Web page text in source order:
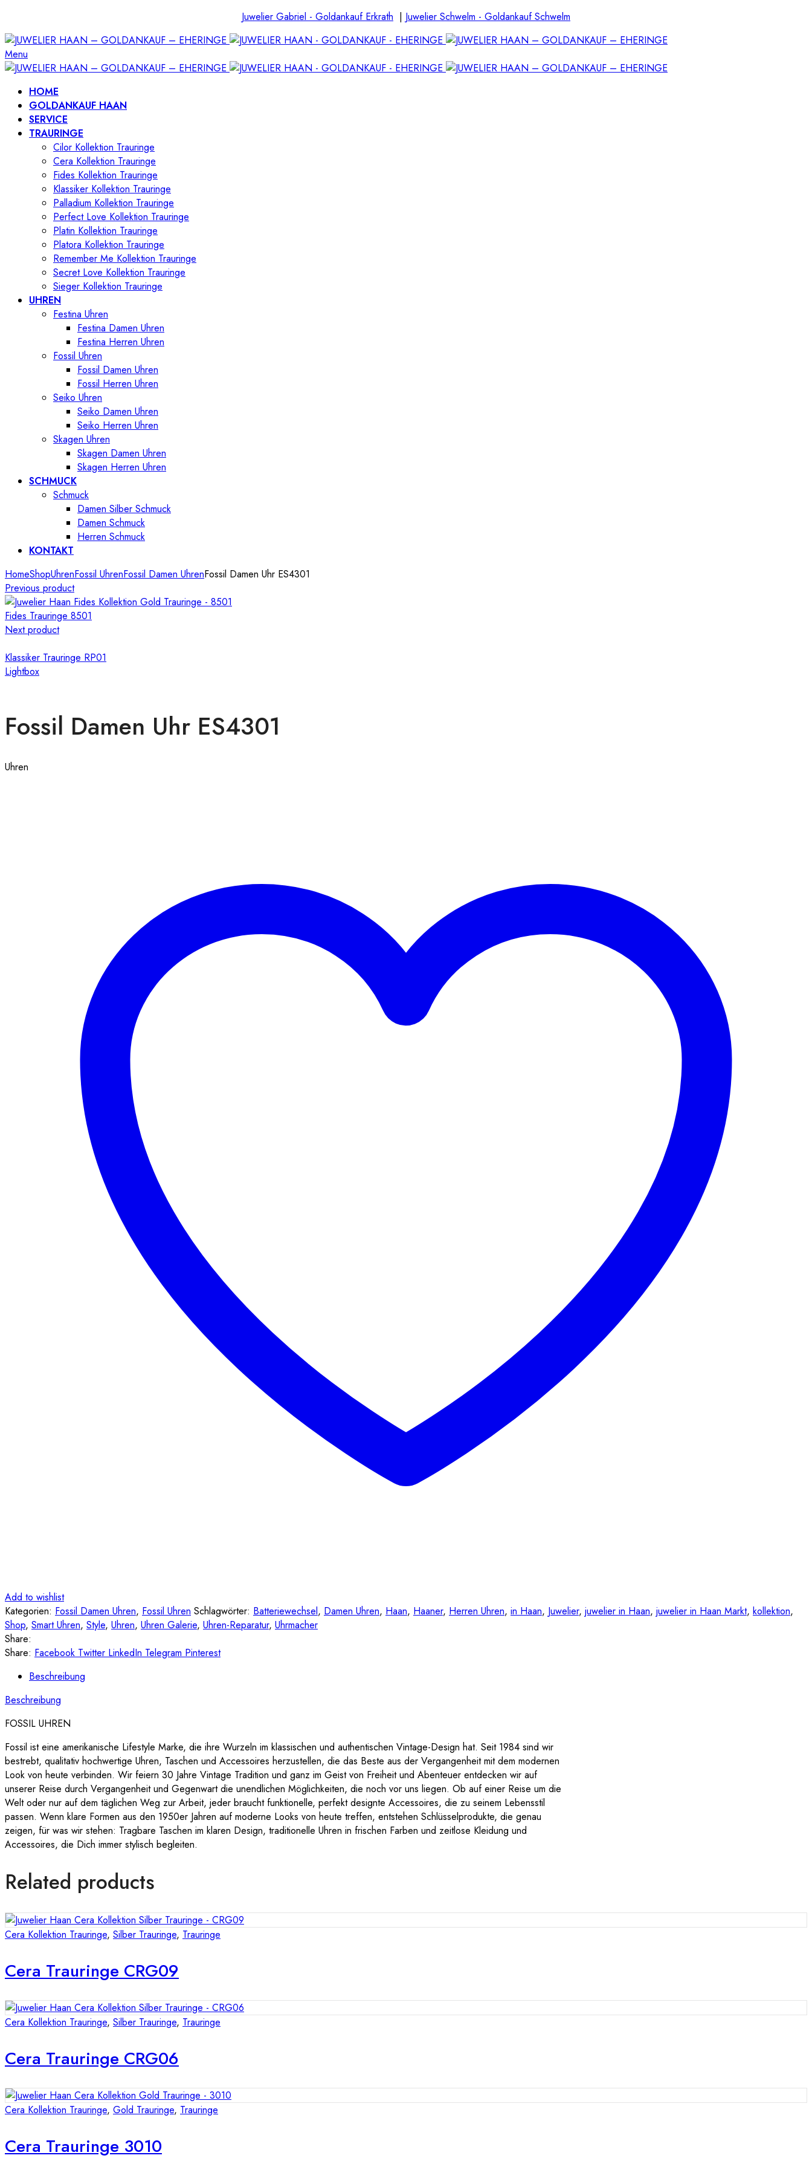
Juwelier Gabriel - Goldankauf Erkrath | Juwelier Schwelm - Goldankauf Schwelm
Menu
HOME
GOLDANKAUF HAAN
SERVICE
TRAURINGE
Cilor Kollektion Trauringe
Cera Kollektion Trauringe
Fides Kollektion Trauringe
Klassiker Kollektion Trauringe
Palladium Kollektion Trauringe
Perfect Love Kollektion Trauringe
Platin Kollektion Trauringe
Platora Kollektion Trauringe
Remember Me Kollektion Trauringe
Secret Love Kollektion Trauringe
Sieger Kollektion Trauringe
UHREN
Festina Uhren
Festina Damen Uhren
Festina Herren Uhren
Fossil Uhren
Fossil Damen Uhren
Fossil Herren Uhren
Seiko Uhren
Seiko Damen Uhren
Seiko Herren Uhren
Skagen Uhren
Skagen Damen Uhren
Skagen Herren Uhren
SCHMUCK
Schmuck
Damen Silber Schmuck
Damen Schmuck
Herren Schmuck
KONTAKT
HomeShopUhrenFossil UhrenFossil Damen UhrenFossil Damen Uhr ES4301
Previous product
Fides Trauringe 8501
Next product
Klassiker Trauringe RP01
Lightbox
Fossil Damen Uhr ES4301
Uhren
Add to wishlist
Kategorien: Fossil Damen Uhren, Fossil Uhren Schlagwörter: Batteriewechsel, Damen Uhren, Haan, Haaner, Herren Uhren, in Haan, Juwelier, juwelier in Haan, juwelier in Haan Markt, kollektion,
Shop, Smart Uhren, Style, Uhren, Uhren Galerie, Uhren-Reparatur, Uhrmacher
Share:
Share: Facebook Twitter LinkedIn Telegram Pinterest
Beschreibung
Beschreibung
FOSSIL UHREN
Fossil ist eine amerikanische Lifestyle Marke, die ihre Wurzeln im klassischen und authentischen Vintage-Design hat. Seit 1984 sind wir
bestrebt, qualitativ hochwertige Uhren, Taschen und Accessoires herzustellen, die das Beste aus der Vergangenheit mit dem modernen
Look von heute verbinden. Wir feiern 30 Jahre Vintage Tradition und ganz im Geist von Freiheit und Abenteuer entdecken wir auf
unserer Reise durch Vergangenheit und Gegenwart die unendlichen Möglichkeiten, die noch vor uns liegen. Ob auf einer Reise um die
Welt oder nur auf dem täglichen Weg zur Arbeit, jeder braucht funktionelle, perfekt designte Accessoires, die zu seinem Lebensstil
passen. Wenn klare Formen aus den 1950er Jahren auf moderne Looks von heute treffen, entstehen Schlüsselprodukte, die genau
zeigen, für was wir stehen: Tragbare Taschen im klaren Design, traditionelle Uhren in frischen Farben und zeitlose Kleidung und
Accessoires, die Dich immer stylisch begleiten.
Related products
Cera Kollektion Trauringe, Silber Trauringe, Trauringe
Cera Trauringe CRG09
Cera Kollektion Trauringe, Silber Trauringe, Trauringe
Cera Trauringe CRG06
Cera Kollektion Trauringe, Gold Trauringe, Trauringe
Cera Trauringe 3010